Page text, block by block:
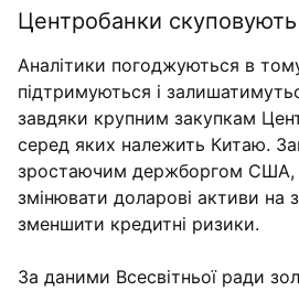
Центробанки
Аналітики погоджуються в
підтримуються і
завдяки крупним закупкам
серед яких належить Китаю.
зростаючим держборгом США,
змінювати доларові активи на
зменшити кредитні ризики.
За даними Всесвітньої ради